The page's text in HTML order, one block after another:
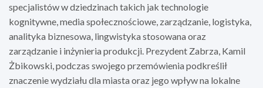
specjalistów w dziedzinach takich jak technologie
kognitywne, media społecznościowe, zarządzanie, logistyka,
analityka biznesowa, lingwistyka stosowana oraz
zarządzanie i inżynieria produkcji. Prezydent Zabrza, Kamil
Żbikowski, podczas swojego przemówienia podkreślił
znaczenie wydziału dla miasta oraz jego wpływ na lokalne